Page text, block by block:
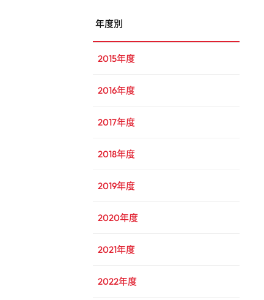
年度別
2015年度
2016年度
2017年度
2018年度
2019年度
2020年度
2021年度
2022年度